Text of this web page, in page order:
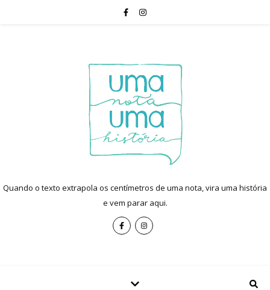
Quando o texto extrapola os centímetros de uma nota, vira uma história
e vem parar aqui.